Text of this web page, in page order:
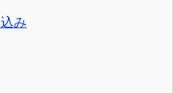
み